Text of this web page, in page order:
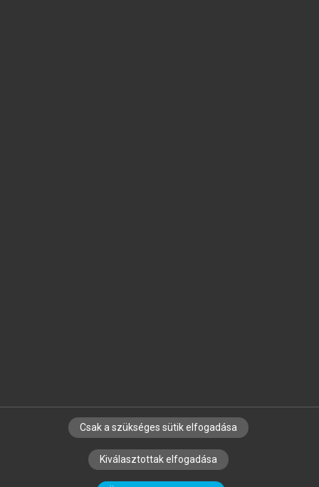
SZERZŐKNEK CÉGEKNEK KÖNYVTÁROSOKNAK
SZERKESZTÉSI ÉS LEKTORÁLÁSI ALAPELVEK
Csak a szükséges sütik elfogadása
Kiválasztottak elfogadása